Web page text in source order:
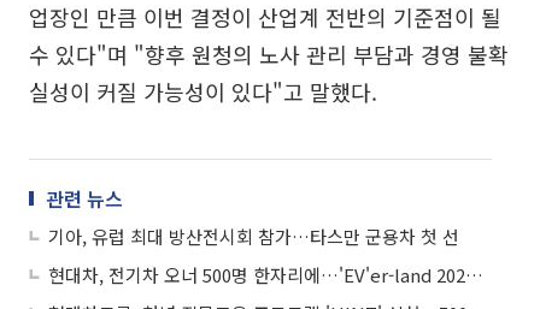
업장인 만큼 이번 결정이 산업계 전반의 기준점이 될
수 있다"며 "향후 원청의 노사 관리 부담과 경영 불확
실성이 커질 가능성이 있다"고 말했다.
관련 뉴스
기아, 유럽 최대 방산전시회 참가…타스만 군용차 첫 선
현대차, 전기차 오너 500명 한자리에…'EV'er-land 2026' 개최